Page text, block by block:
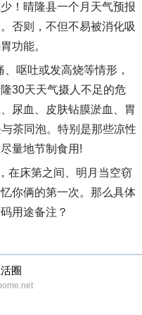
！晴隆县一个月天气预报
否则，不但不易被消化吸
功能。
呕吐或发高烧等情形，
30天天气摄人不足的危
尿血、皮肤钻膜淤血、胃
茶同泡。特别是那些凉性
量地节制食用!
在床第之间、明月当空窃
你俩的第一次。那么具体
用途备注？
圈